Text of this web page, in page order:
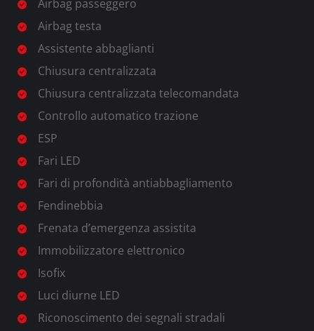
Airbag passeggero
Airbag testa
Assistente abbaglianti
Chiusura centralizzata
Chiusura centralizzata telecomandata
Controllo automatico trazione
ESP
Fari LED
Fari di profondità antiabbagliamento
Fendinebbia
Frenata d’emergenza assistita
Immobilizzatore elettronico
Isofix
Luci diurne LED
Riconoscimento dei segnali stradali